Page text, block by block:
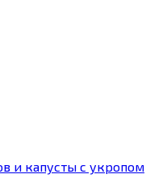
и капусты с укропом